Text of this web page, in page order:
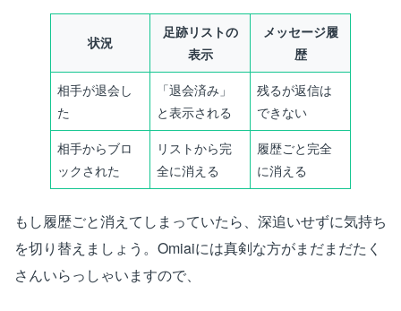
状況
足跡リストの
表示
メッセージ履
歴
相手が退会し
た
「退会済み」
と表示される
残るが返信は
できない
相手からブロ
ックされた
リストから完
全に消える
履歴ごと完全
に消える
もし履歴ごと消えてしまっていたら、深追いせずに気持ち
を切り替えましょう。Omiaiには真剣な方がまだまだたく
さんいらっしゃいますので、